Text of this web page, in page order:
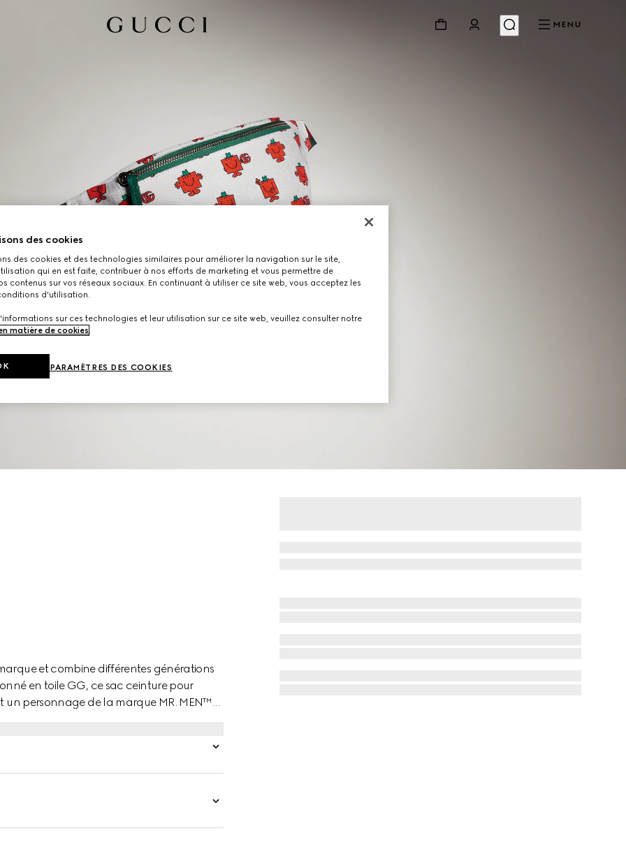
MENU
et combine différentes générations
en toile GG, ce sac ceinture pour
personnage de la marque MR. MEN™
des cookies
des cookies et des technologies similaires pour améliorer la navigation sur le site,
qui en est faite, contribuer à nos efforts de marketing et vous permettre de
contenus sur vos réseaux sociaux. En continuant à utiliser ce site web, vous acceptez les
d'utilisation.
sur ces technologies et leur utilisation sur ce site web, veuillez consulter notre
matière de cookies
PARAMÈTRES DES COOKIES